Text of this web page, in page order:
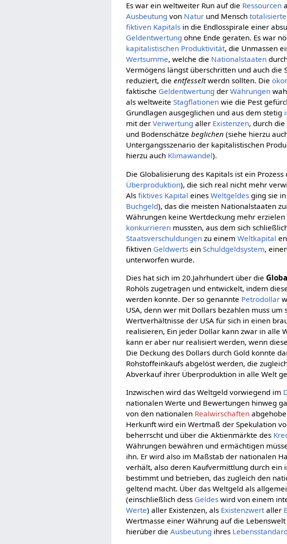
Es war ein weltweiter Run auf die Ressourcen
Ausbeutung von Natur und Menschtotalisierte
fiktiven Kapitals in die Endlosspirale einer
Geldentwertung ohne Ende geraten. Es war
kapitalistischen Produktivität, die Unmassen
Wertsumme, welche die Nationalstaaten
Vermögens längst überschritten und auch die
reduziert, dieentfesseltwerdn sollten. Die
faktische Geldentwertung derWährungen
als weltweiteStagflationen wie die Pest
Grundlagen ausgeglichen und aus dem stetig
mit derVerwertung aller Existenzen, durch die
und Bodenschätzebeglichen (siehe hierzu
Untergangsszenario der kapitalistischen
hierzu auch Klimawandel).
Die Globalisierung des Kapitals ist ein
Überproduktion), die sich real nicht mehr
Alsfiktives Kapital einesWeltgeldes ging sie
Buchgeld), das die meisten Nationalstaaten
Währungen keine Wertdeckung mehr
konkurrieren mussten, aus dem sich
Staatsverschuldungen zu einemWeltkapital
fiktiven Geldwerts einSchuldgeldsystem,
unterworfen wurde.
Dies hat sich im 20.Jahrhundert über die
Rohöls zugetragen und entwickelt, indem
werden konnte. Der so genannte Petrodollar
USA, denn wer mit Dollars bezahlen muss
Wertverhältnisse der USA für sich in einen
realisieren, Ein jeder Dollar kann zwar in alle
kann er aber nur realisiert werden, wenn
Die Deckung des Dollars durch Gold konnte
Rohstoffeinkaufs abgelöst werden, die
Abverkauf ihrer Überproduktion in alle Welt
Inzwischen wird das Weltgeld vorwiegend im
nationalen Werte und Bewertungen hinweg
von den nationalen Realwirschaften
Herkunft wird ein Wertmaß der Spekulation
beherrscht und über die Aktienmärkte des
Währungen bewähren und ermächtigen
ihn. Er wird also im Maßstab der nationalen
verhält, also deren Kaufvermittlung durch ein
bestimmt und betrieben, das zugleich den
geltend macht. Über das Weltgeld als
(einschließlich dess Geldes wird von einem
Werte) aller Existenzen, als Existenzwertaller
Wertmasse einer Währung auf die
hierüber dieAusbeutung ihres